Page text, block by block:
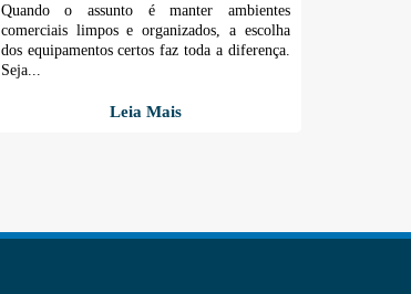
Quando o assunto é manter ambientes
comerciais limpos e organizados, a escolha
dos equipamentos certos faz toda a diferença.
Seja...
Leia Mais